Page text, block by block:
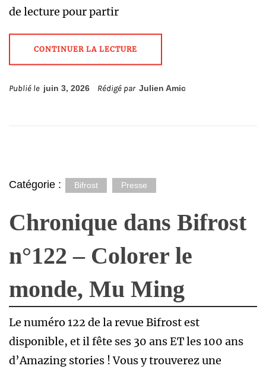
de lecture pour partir
CONTINUER LA LECTURE
Publié le juin 3, 2026 Rédigé par Julien Amic
Catégorie : Bifrost Presse
Chronique dans Bifrost
n°122 – Colorer le
monde, Mu Ming
Le numéro 122 de la revue Bifrost est
disponible, et il fête ses 30 ans ET les 100 ans
d’Amazing stories ! Vous y trouverez une